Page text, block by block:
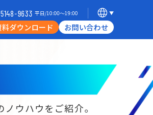
9633 平日/10:00〜19:00
料ダウンロード お問い合わせ
ウハウをご紹介。